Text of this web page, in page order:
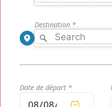
Roissy Charles de Gaulle [CDG]
zona de París y sus alrededores.
cada uno y muy rápido y las